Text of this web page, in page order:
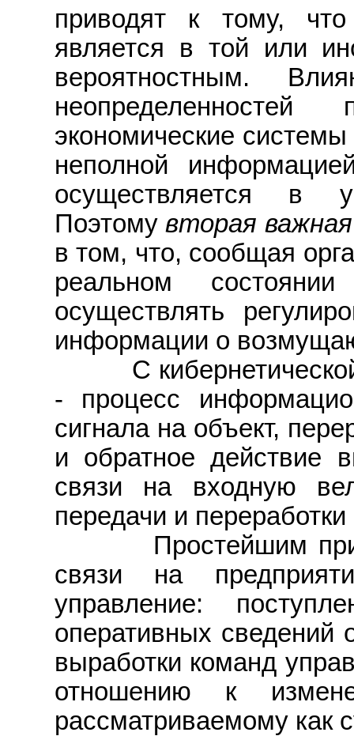
приводят к тому,
является в той или
вероятностным.
экономические
неполной
осуществляется в
Поэтомувторая
в том, что, сообщая
реальном
осуществлять
информации о
С кибернетической
- процесс
сигнала на объект,
и обратное действие
связи на входную
передачи и
Простейшим
связи на
управление:
оперативных сведений
выработки команд
отношению к
рассматриваемому